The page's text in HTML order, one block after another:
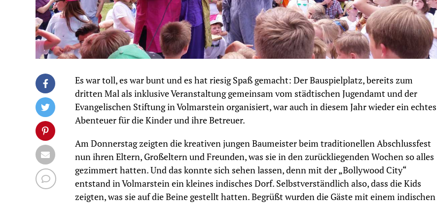
Es war toll, es war bunt und es hat riesig Spaß gemacht: Der Bauspielplatz, bereits zum
dritten Mal als inklusive Veranstaltung gemeinsam vom städtischen Jugendamt und der
Evangelischen Stiftung in Volmarstein organisiert, war auch in diesem Jahr wieder ein echtes
Abenteuer für die Kinder und ihre Betreuer.
Am Donnerstag zeigten die kreativen jungen Baumeister beim traditionellen Abschlussfest
nun ihren Eltern, Großeltern und Freunden, was sie in den zurückliegenden Wochen so alles
gezimmert hatten. Und das konnte sich sehen lassen, denn mit der „Bollywood City“
entstand in Volmarstein ein kleines indisches Dorf. Selbstverständlich also, dass die Kids
zeigten, was sie auf die Beine gestellt hatten. Begrüßt wurden die Gäste mit einem indischen